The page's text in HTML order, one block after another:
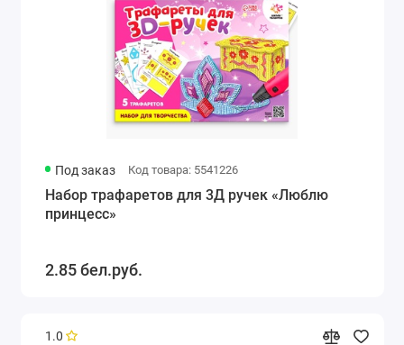
Под заказ Код товара: 5541226
Набор трафаретов для 3Д ручек «Люблю
принцесс»
2.85 бел.руб.
1.0